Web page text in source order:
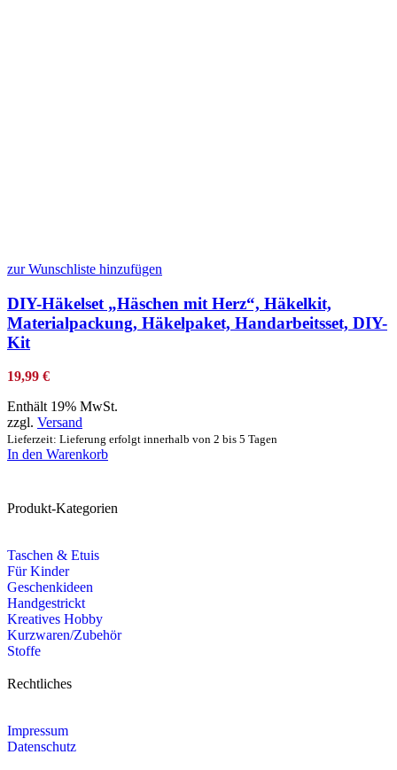
zur Wunschliste hinzufügen
DIY-Häkelset „Häschen mit Herz“, Häkelkit,
Materialpackung, Häkelpaket, Handarbeitsset, DIY-
Kit
19,99 €
Enthält 19% MwSt.
zzgl. Versand
Lieferzeit: Lieferung erfolgt innerhalb von 2 bis 5 Tagen
In den Warenkorb
Produkt-Kategorien
Taschen & Etuis
Für Kinder
Geschenkideen
Handgestrickt
Kreatives Hobby
Kurzwaren/Zubehör
Stoffe
Rechtliches
Impressum
Datenschutz